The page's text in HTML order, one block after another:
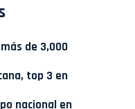
de 3,000
top 3 en
nacional en